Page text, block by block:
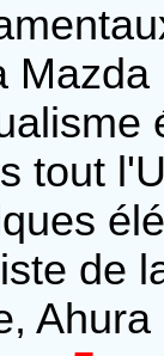
tout
de